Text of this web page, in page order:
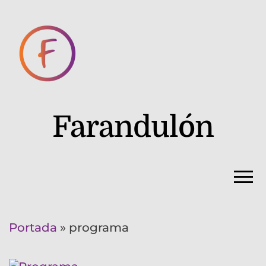
Farandulón
Portada » programa